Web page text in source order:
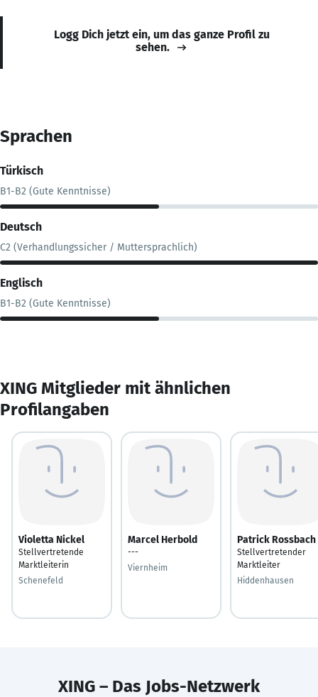
Logg Dich jetzt ein, um das ganze Profil zu
sehen.
Sprachen
Türkisch
B1-B2 (Gute Kenntnisse)
Deutsch
C2 (Verhandlungssicher / Muttersprachlich)
Englisch
B1-B2 (Gute Kenntnisse)
XING Mitglieder mit ähnlichen
Profilangaben
Violetta Nickel
Stellvertretende
Marktleiterin
Schenefeld
Marcel Herbold
---
Viernheim
Patrick Rossbach
Stellvertretender
Marktleiter
Hiddenhausen
XING – Das Jobs-Netzwerk